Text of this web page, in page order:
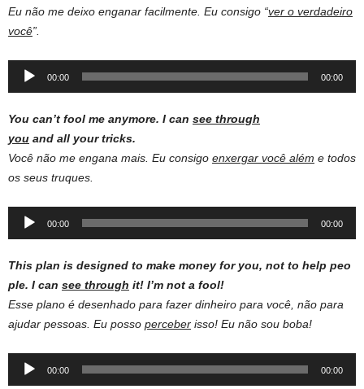
Eu não me deixo enganar facilmente. Eu consigo “ver o verdadeiro
você”.
Audio
00:00 00:00
You can’t fool me anymore. I can see through
you and all your tricks.
Você não me engana mais. Eu consigo enxergar você além e todos
os seus truques.
Audio
00:00 00:00
This plan is designed to make money for you, not to help peo
ple. I can see through it! I’m not a fool!
Esse plano é desenhado para fazer dinheiro para você, não para
ajudar pessoas. Eu posso perceber isso! Eu não sou boba!
Audio
00:00 00:00